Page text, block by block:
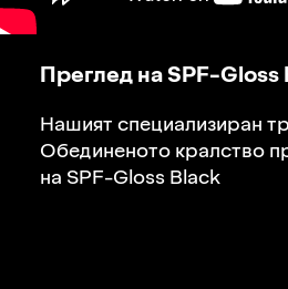
Преглед на SPF-Gloss
Нашият специализиран
Обединеното кралство
на SPF-Gloss Black